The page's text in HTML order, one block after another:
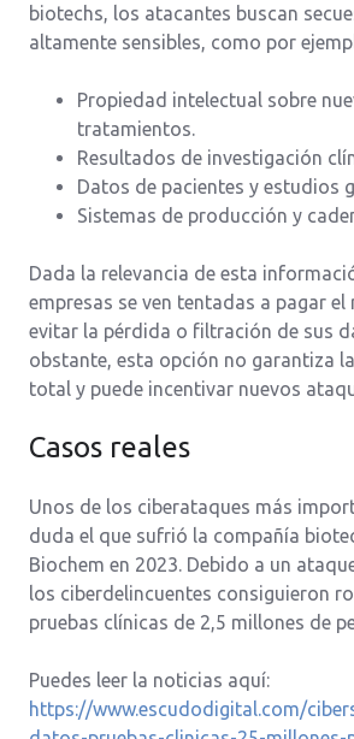
biotechs, los atacantes buscan
altamente sensibles, como por
Propiedad intelectual sobre
tratamientos.
Resultados de investigación
Datos de pacientes y estudios
Sistemas de producción y
Dada la relevancia de esta
empresas se ven tentadas a pagar el
evitar la pérdida o filtración de sus
obstante, esta opción no garantiza
total y puede incentivar nuevos
Casos reales
Unos de los ciberataques más
duda el que sufrió la compañía
Biochem en 2023. Debido a un
los ciberdelincuentes consiguieron
pruebas clínicas de 2,5 millones de
Puedes leer la noticias aquí:
https://www.escudodigital.com/